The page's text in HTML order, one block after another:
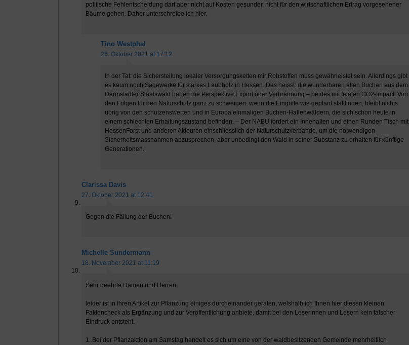
politische Fehlentscheidung darf aber nicht auf Kosten gesunder, nicht für den wirtschaftlichen Ertrag vorgesehener
Bäume gehen. Daher unterschreibe ich hier.
Tino Westphal
26. Oktober 2021 at 17:12
In der Tat: die Sicherstellung lokaler Versorgungsketten mir Rohstoffen muss gewährleistet sein. Allerdings gibt
es kaum noch Sägewerke für starkes Laubholz in Hessen. Das heisst: die wunderbaren alten Buchen aus dem
Darmstädter Staatswald haben die Perspektive Export oder Verbrennung – beides mit fatalen CO2-Impact. Von
den Folgen für den Naturschutz ganz zu schweigen: wenn die Eingriffe wie geplant stattfinden, bleibt nichts
übrig von den schützenswerten und in Europa einmaligen Buchen-Hallenwäldern, die sich schon heute in
einem schlechten Erhaltungszustand befinden. – Der NABU fordert ein Innehalten und einen Runden Tisch mit
HessenForst und anderen Akteuren einschliesslich der Naturschutzverbände, um die notwendigen
Sicherheitsmassnahmen abzusprechen, aber unbedingt den Wald in seiner Substanz zu erhalten für künftige
Generationen.
Clarissa Davis
27. Oktober 2021 at 12:41
Gegen die Fällung der Buchen!
Michelle Sundermann
18. November 2021 at 11:19
Sehr geehrte Damen und Herren,
leider ist in Ihren Artikel zur Pflanzung einiges durcheinander geraten, welshalb ich Ihnen hier diesen kleinen
Faktencheck als Ergänzung und zur Veröffentlichung anbiete, damit bei den Leserinnen und Lesern kein falscher
Eindruck entsteht.
1. Bei der Pflanzaktion am Samstag handelt es sich um eine von der waldbesitzenden Gemeinde mehrheitlich